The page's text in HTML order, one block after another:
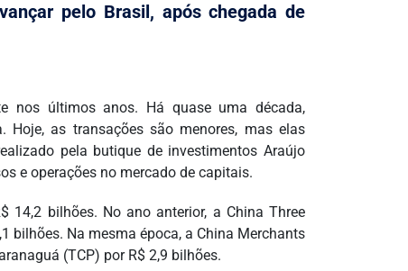
pelo Brasil, após chegada de
nos últimos anos. Há quase uma década,
Hoje, as transações são menores, mas elas
pela butique de investimentos Araújo
e operações no mercado de capitais.
14,2 bilhões. No ano anterior, a China Three
bilhões. Na mesma época, a China Merchants
(TCP) por R$ 2,9 bilhões.